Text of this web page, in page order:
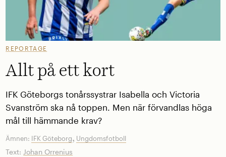
REPORTAGE
Allt på ett kort
IFK Göteborgs tonårssystrar Isabella och Victoria
Svanström ska nå toppen. Men när förvandlas höga
mål till hämmande krav?
Ämnen: IFK Göteborg, Ungdomsfotboll
Text: Johan Orrenius